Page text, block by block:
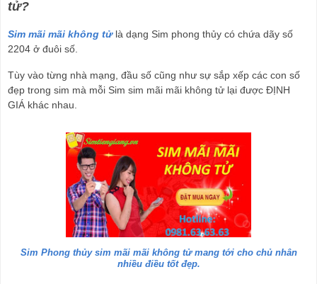
tử?
Sim mãi mãi không tử là dạng Sim phong thủy có chứa dãy số
2204 ở đuôi số.
Tùy vào từng nhà mạng, đầu số cũng như sự sắp xếp các con số
đẹp trong sim mà mỗi Sim sim mãi mãi không tử lại được ĐỊNH
GIÁ khác nhau.
Sim Phong thủy sim mãi mãi không tử mang tới cho chủ nhân
nhiều điều tốt đẹp.